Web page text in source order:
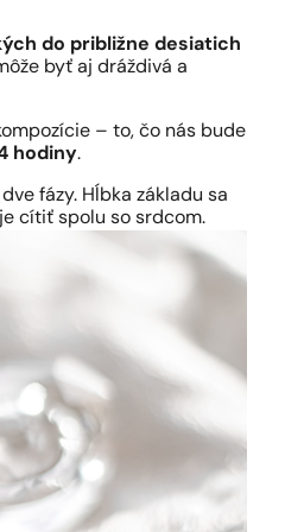
do približne desiatich
byť aj dráždivá a
– to, čo nás bude
hodiny.
fázy. Hĺbka základu sa
cítiť spolu so srdcom.